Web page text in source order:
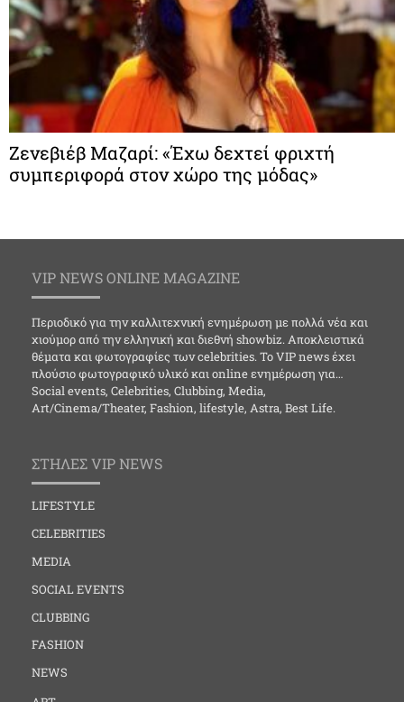
Ζενεβιέβ Μαζαρί: «Έχω δεχτεί φριχτή
συμπεριφορά στον χώρο της μόδας»
VIP NEWS ONLINE MAGAZINE
Περιοδικό για την καλλιτεχνική ενημέρωση με πολλά νέα και
χιούμορ από την ελληνική και διεθνή showbiz. Αποκλειστικά
θέματα και φωτογραφίες των celebrities. Το VIP news έχει
πλούσιο φωτογραφικό υλικό και online ενημέρωση για…
Social events, Celebrities, Clubbing, Media,
Art/Cinema/Theater, Fashion, lifestyle, Astra, Best Life.
ΣΤΗΛΕΣ VIP NEWS
LIFESTYLE
CELEBRITIES
MEDIA
SOCIAL EVENTS
CLUBBING
FASHION
NEWS